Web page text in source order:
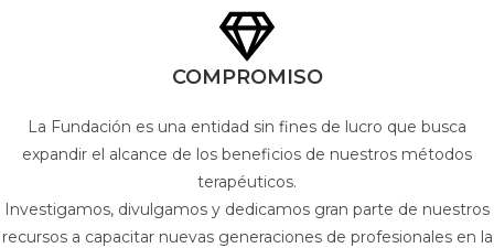
COMPROMISO
La Fundación es una entidad sin fines de lucro que busca
expandir el alcance de los beneficios de nuestros métodos
terapéuticos.
Investigamos, divulgamos y dedicamos gran parte de nuestros
recursos a capacitar nuevas generaciones de profesionales en la